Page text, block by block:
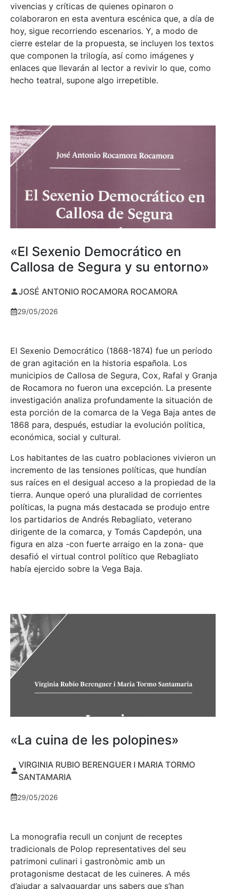
vivencias y críticas de quienes opinaron o
colaboraron en esta aventura escénica que, a día de
hoy, sigue recorriendo escenarios. Y, a modo de
cierre estelar de la propuesta, se incluyen los textos
que componen la trilogía, así como imágenes y
enlaces que llevarán al lector a revivir lo que, como
hecho teatral, supone algo irrepetible.
«El Sexenio Democrático en
Callosa de Segura y su entorno»
JOSÉ ANTONIO ROCAMORA ROCAMORA
29/05/2026
El Sexenio Democrático (1868-1874) fue un período
de gran agitación en la historia española. Los
municipios de Callosa de Segura, Cox, Rafal y Granja
de Rocamora no fueron una excepción. La presente
investigación analiza profundamente la situación de
esta porción de la comarca de la Vega Baja antes de
1868 para, después, estudiar la evolución política,
económica, social y cultural.
Los habitantes de las cuatro poblaciones vivieron un
incremento de las tensiones políticas, que hundían
sus raíces en el desigual acceso a la propiedad de la
tierra. Aunque operó una pluralidad de corrientes
políticas, la pugna más destacada se produjo entre
los partidarios de Andrés Rebagliato, veterano
dirigente de la comarca, y Tomás Capdepón, una
figura en alza -con fuerte arraigo en la zona- que
desafió el virtual control político que Rebagliato
había ejercido sobre la Vega Baja.
«La cuina de les polopines»
VIRGINIA RUBIO BERENGUER I MARIA TORMO
SANTAMARIA
29/05/2026
La monografia recull un conjunt de receptes
tradicionals de Polop representatives del seu
patrimoni culinari i gastronòmic amb un
protagonisme destacat de les cuineres. A més
d’ajudar a salvaguardar uns sabers que s’han